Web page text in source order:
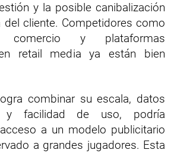
y la posible canibalización
del cliente. Competidores como
comercio y plataformas
retail media ya están bien
combinar su escala, datos
y facilidad de uso, podría
a un modelo publicitario
a grandes jugadores. Esta